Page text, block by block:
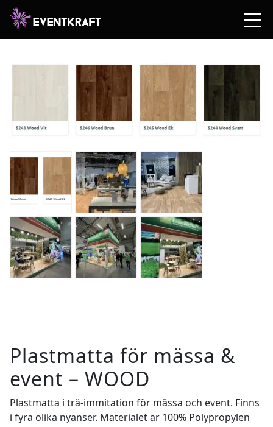
Hem
matta/ Plastmatta för mässa & event – WOOD
Plastmatta för mässa &
event – WOOD
Plastmatta i trä-immitation för mässa och event. Finns
i fyra olika nyanser. Materialet är 100% Polypropylen